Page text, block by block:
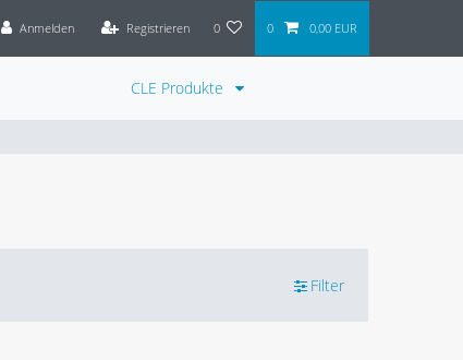
Anmelden Registrieren 0 0 0,00 EUR
CLE Produkte
Filter